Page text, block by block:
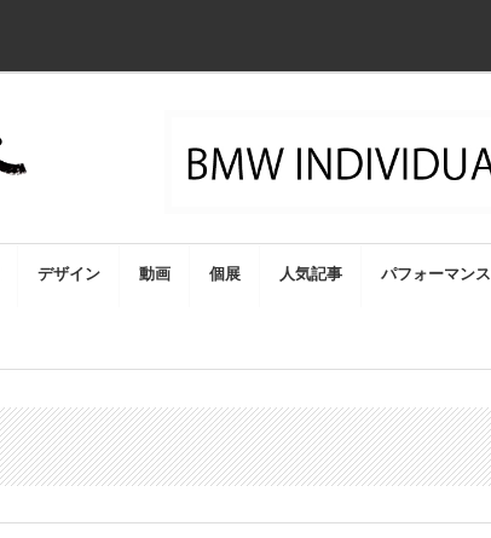
デザイン 動画 個展 人気記事 パフォーマンス